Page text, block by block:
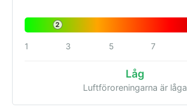
2
1 3 5 7
Låg
Luftföroreningarna är låga